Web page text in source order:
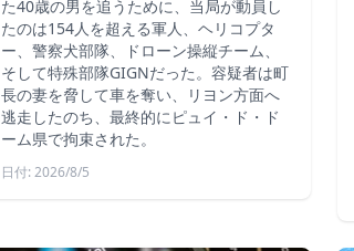
た40歳の男を追うために、当局が動員し
たのは154人を超える軍人、ヘリコプタ
ー、警察犬部隊、ドローン操縦チーム、
そして特殊部隊GIGNだった。容疑者は町
長の妻を脅して車を奪い、リヨン方面へ
逃走したのち、最終的にピュイ・ド・ド
ーム県で拘束された。
日付: 2026/8/5